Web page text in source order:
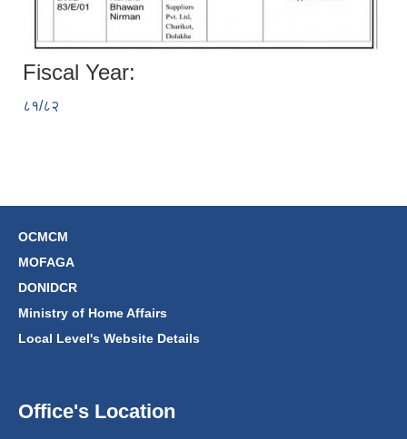
Fiscal Year:
८१/८२
OCMCM
MOFAGA
DONIDCR
Ministry of Home Affairs
Local Level's Website Details
Office's Location